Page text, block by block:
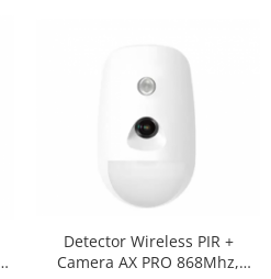
Detector Wireless PIR +
Camera AX PRO 868Mhz,